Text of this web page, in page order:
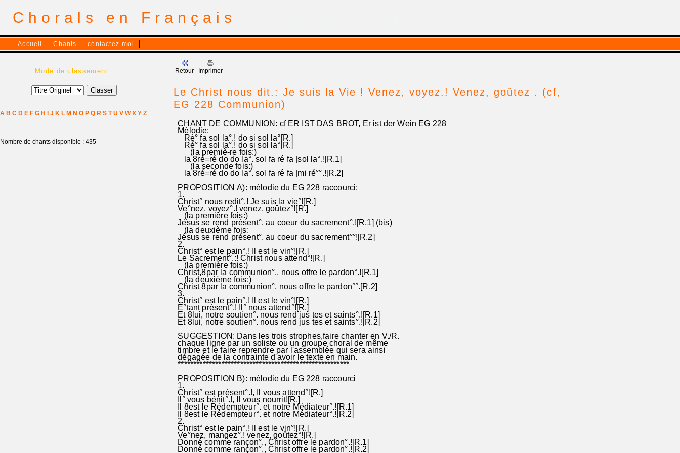
Chorals en Français
Accueil Chants contactez-moi
Mode de classement :
A B C D E F G H J K L M N O P Q R S T U V W X Y Z
Nombre de chants disponible : 435
Retour Imprimer
Le Christ nous dit.: Je suis la Vie ! Venez, voyez.! Venez, goûtez . (cf,
EG 228 Communion)
CHANT DE COMMUNION: cf ER IST DAS BROT, Er ist der Wein EG 228
Mélodie:
Ré° fa sol la°.! do si sol la°[R.]
Ré° fa sol la°.! do si sol la°[R.]
(la premiè-re fois:)
la 8ré=ré do do la°. sol fa ré fa |sol la°.![R.1]
(la seconde fois:)
la 8ré=ré do do la°. sol fa ré fa |mi ré°°.![R.2]
PROPOSITION A): mélodie du EG 228 raccourci:
1.
Christ° nous redit°.! Je suis la vie°![R.]
Ve°nez, voyez°.! venez, goûtez°![R.]
(la première fois:)
Jésus se rend présent°. au coeur du sacrement°.![R.1] (bis)
(la deuxième fois:
Jésus se rend présent°. au coeur du sacrement°°![R.2]
2.
Christ° est le pain°.! Il est le vin°![R.]
Le Sacrement°.:! Christ nous attend°![R.]
(la première fois:)
Christ,8par la communion°., nous offre le pardon°.![R.1]
(la deuxième fois:)
Christ 8par la communion°. nous offre le pardon°°.[R.2]
3.
Christ° est le pain°.! Il est le vin°![R.]
E°tant présent°.! Il° nous attend°![R.]
Et 8lui, notre soutien°. nous rend jus tes et saints°.![R.1]
Et 8lui, notre soutien°. nous rend jus tes et saints°.![R.2]
SUGGESTION: Dans les trois strophes,faire chanter en V./R.
chaque ligne par un soliste ou un groupe choral de même
timbre et le faire reprendre par l'assemblée qui sera ainsi
dégagée de la contrainte d'avoir le texte en main.
*******************************************************
PROPOSITION B): mélodie du EG 228 raccourci
1.
Christ° est présent°.!, Il vous attend°![R.]
Il° vous bénit°.!, Il vous nourrit![R.]
Il 8est le Rédempteur°. et notre Médiateur°.![R.1]
Il 8est le Rédempteur°. et notre Médiateur°.![R.2]
2.
Christ° est le pain°.! Il est le vin°![R.]
Ve°nez, mangez°.! venez, goûtez°![R.]
Donné comme rançon°., Christ offre le pardon°.![R.1]
Donné comme rançon°., Christ offre le pardon°.![R.2]